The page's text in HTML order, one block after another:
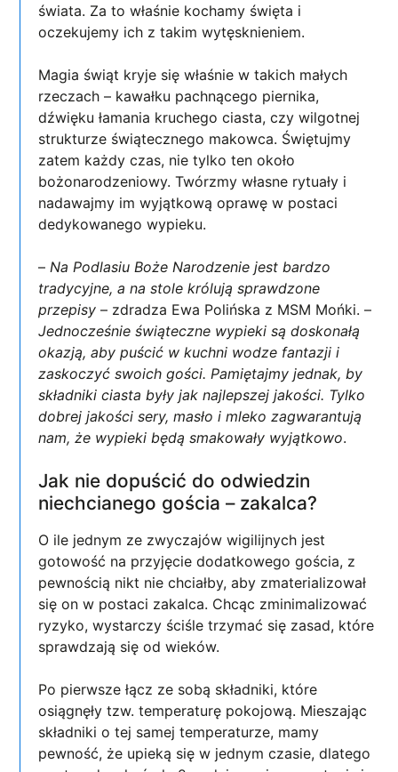
świata. Za to właśnie kochamy święta i
oczekujemy ich z takim wytęsknieniem.
Magia świąt kryje się właśnie w takich małych
rzeczach – kawałku pachnącego piernika,
dźwięku łamania kruchego ciasta, czy wilgotnej
strukturze świątecznego makowca. Świętujmy
zatem każdy czas, nie tylko ten około
bożonarodzeniowy. Twórzmy własne rytuały i
nadawajmy im wyjątkową oprawę w postaci
dedykowanego wypieku.
–Na Podlasiu Boże Narodzenie jest bardzo
tradycyjne, a na stole królująsprawdzone
przepisy – zdradza Ewa Polińska z MSM Mońki. –
Jednocześnie świąteczne wypieki są doskonałą
okazją, aby puścić w kuchni wodze fantazji i
zaskoczyć swoich gości. Pamiętajmy jednak, by
składniki ciasta były jak najlepszej jakości. Tylko
dobrej jakości sery, masło i mleko zagwarantują
nam, że wypieki będą smakowały wyjątkowo.
Jak nie dopuścić do odwiedzin
niechcianego gościa – zakalca?
O ile jednym ze zwyczajów wigilijnych jest
gotowość na przyjęcie dodatkowego gościa, z
pewnością nikt nie chciałby, aby zmaterializował
się on w postaci zakalca. Chcąc zminimalizować
ryzyko, wystarczy ściśle trzymać się zasad, które
sprawdzają się od wieków.
Po pierwsze łącz ze sobą składniki, które
osiągnęły tzw. temperaturę pokojową. Mieszając
składniki o tej samej temperaturze, mamy
pewność, że upieką się w jednym czasie, dlatego